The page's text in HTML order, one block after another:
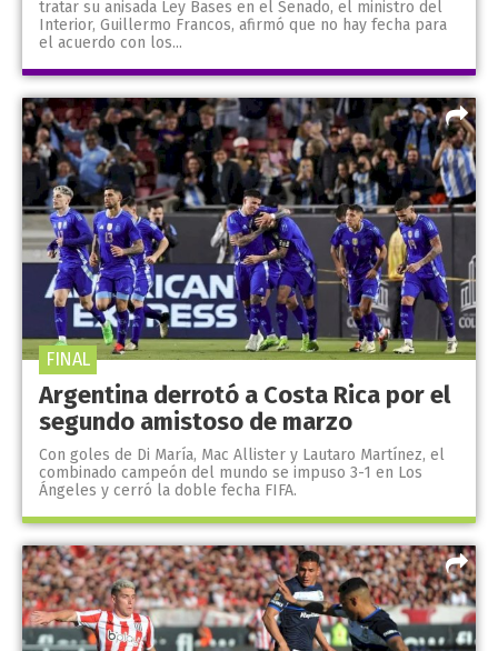
tratar su anisada Ley Bases en el Senado, el ministro del
Interior, Guillermo Francos, afirmó que no hay fecha para
el acuerdo con los...
Argentina derrotó a Costa Rica por el
segundo amistoso de marzo
Con goles de Di María, Mac Allister y Lautaro Martínez, el
combinado campeón del mundo se impuso 3-1 en Los
Ángeles y cerró la doble fecha FIFA.
FINAL